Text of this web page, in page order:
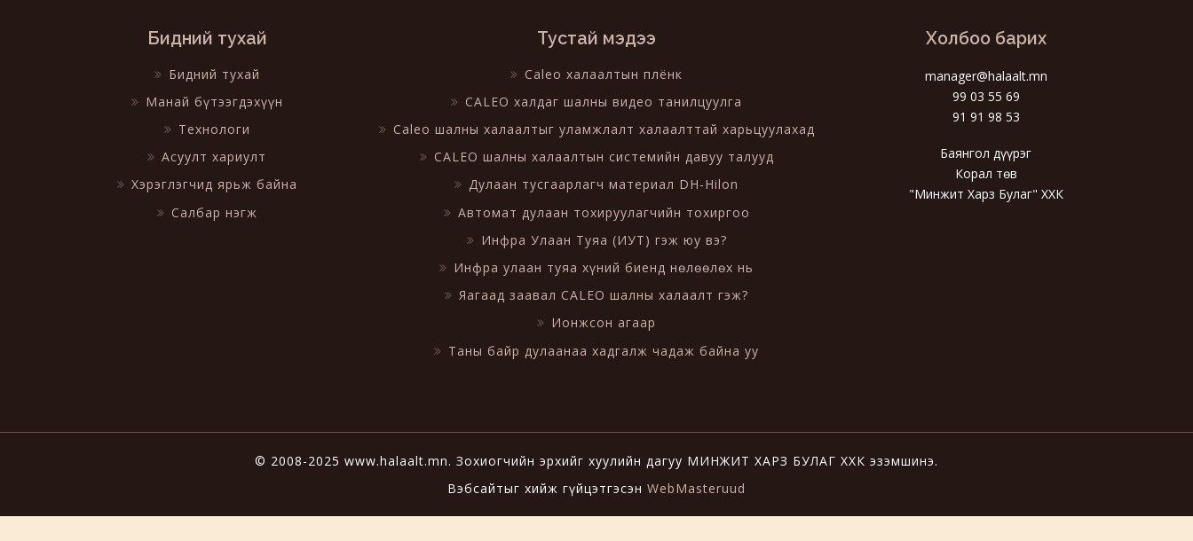
Бидний тухай
Бидний тухай
Манай бүтээгдэхүүн
Технологи
Асуулт хариулт
Хэрэглэгчид ярьж байна
Салбар нэгж
Тустай мэдээ
Caleo халаалтын плёнк
CALEO халдаг шалны видео танилцуулга
Caleo шалны халаалтыг уламжлалт халаалттай харьцуулахад
CALEO шалны халаалтын системийн давуу талууд
Дулаан тусгаарлагч материал DH-Hilon
Автомат дулаан тохируулагчийн тохиргоо
Инфра Улаан Туяа (ИУТ) гэж юу вэ?
Инфра улаан туяа хүний биенд нөлөөлөх нь
Яагаад заавал CALEO шалны халаалт гэж?
Ионжсон агаар
Таны байр дулаанаа хадгалж чадаж байна уу
Холбоо барих
manager@halaalt.mn
99 03 55 69
91 91 98 53
Баянгол дүүрэг
Корал төв
"Минжит Харз Булаг" ХХК
© 2008-2025 www.halaalt.mn. Зохиогчийн эрхийг хуулийн дагуу МИНЖИТ ХАРЗ БУЛАГ ХХК эзэмшинэ.
Вэбсайтыг хийж гүйцэтгэсэн WebMasteruud